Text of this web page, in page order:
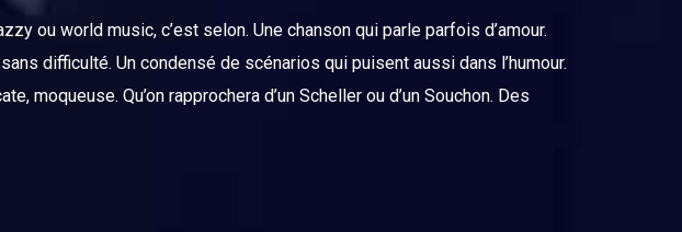
ou world music, c’est selon. Une chanson qui parle parfois d’amour.
difficulté. Un condensé de scénarios qui puisent aussi dans l’humour.
moqueuse. Qu’on rapprochera d’un Scheller ou d’un Souchon. Des